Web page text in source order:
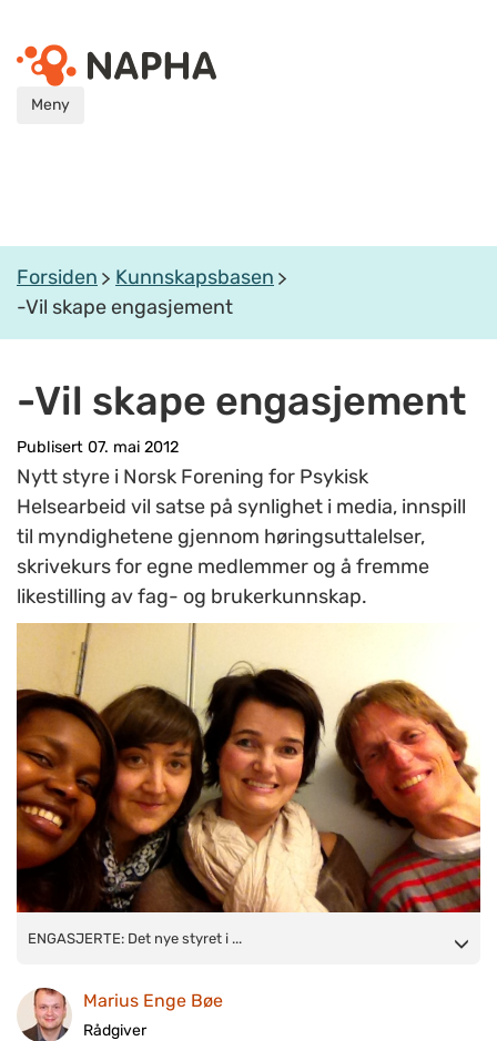
Meny
Forsiden
Kunnskapsbasen
-Vil skape engasjement
-Vil skape engasjement
Publisert 07. mai 2012
Nytt styre i Norsk Forening for Psykisk
Helsearbeid vil satse på synlighet i media, innspill
til myndighetene gjennom høringsuttalelser,
skrivekurs for egne medlemmer og å fremme
likestilling av fag- og brukerkunnskap.
ENGASJERTE: Det nye styret i Norsk Forening for Psykisk
Sigrid Ramdal, nestleder Trude Klevan og kasserer Joakim
Serpinsky. I tillegg sitter Tore Dag Bøe (ikke på bildet) i
ENGASJERTE: Det nye styret i ...
Marius Enge Bøe
Rådgiver